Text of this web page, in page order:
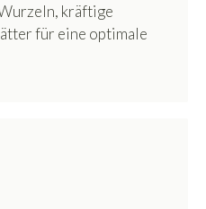
kräftige
für eine optimale